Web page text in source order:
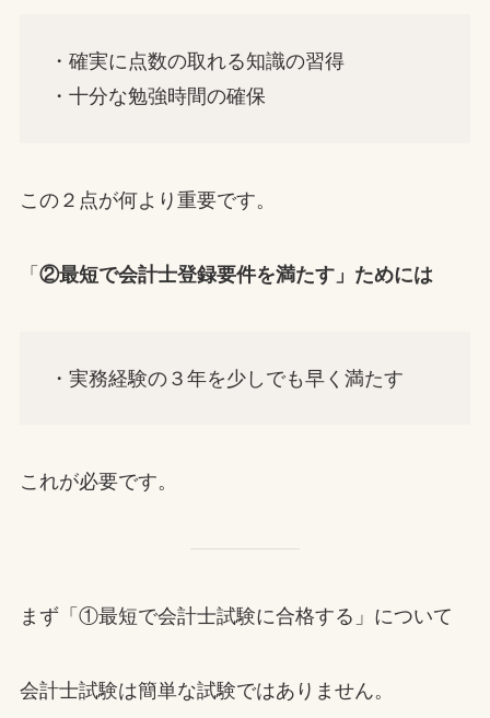
・確実に点数の取れる知識の習得
・十分な勉強時間の確保
この２点が何より重要です。
「 ②最短で会計士登録要件を満たす」ためには
・実務経験の３年を少しでも早く満たす
これが必要です。
まず「①最短で会計士試験に合格する」について
会計士試験は簡単な試験ではありません。